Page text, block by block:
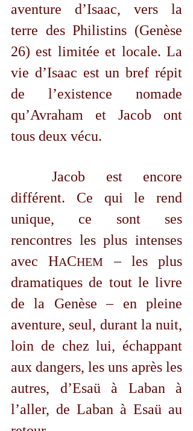
aventure d’Isaac, vers la
terre des Philistins (Genèse
26) est limitée et locale. La
vie d’Isaac est un bref répit
de l’existence nomade
qu’Avraham et Jacob ont
tous deux vécu.
	Jacob est encore
différent. Ce qui le rend
unique, ce sont ses
rencontres les plus intenses
avec HACHEM
– les plus
dramatiques de tout le livre
de la Genèse – en pleine
aventure, seul, durant la nuit,
loin de chez lui, échappant
aux dangers, les uns après les
autres, d’Esaü à Laban à
l’aller, de Laban à Esaü au